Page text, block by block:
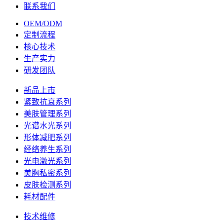
联系我们
OEM/ODM
定制流程
核心技术
生产实力
研发团队
新品上市
紧致抗衰系列
美肤管理系列
光谱水光系列
形体减肥系列
经络养生系列
光电激光系列
美胸私密系列
皮肤检测系列
耗材配件
技术维修